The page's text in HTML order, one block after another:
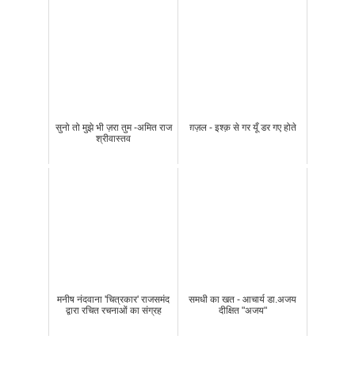
सुनो तो मुझे भी ज़रा तुम -अमित राज
श्रीवास्तव
ग़ज़ल - इश्क़ से गर यूँ डर गए होते
मनीष नंदवाना 'चित्रकार' राजसमंद
द्वारा रचित रचनाओं का संग्रह
समधी का खत - आचार्य डा.अजय
दीक्षित "अजय"